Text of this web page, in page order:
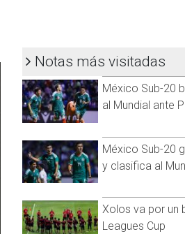
Notas más visitadas
México Sub-20
al Mundial ante
México Sub-20
y clasifica al
Xolos va por un
Leagues Cup